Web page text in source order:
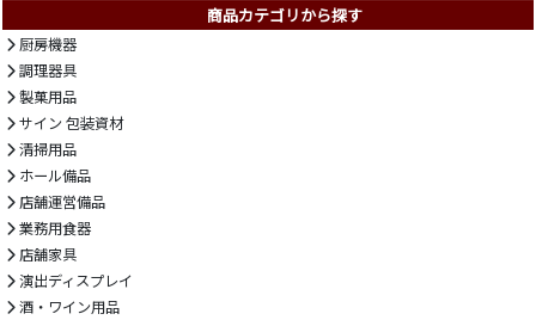
商品カテゴリから探す
厨房機器
調理器具
製菓用品
サイン 包装資材
清掃用品
ホール備品
店舗運営備品
業務用食器
店舗家具
演出ディスプレイ
酒・ワイン用品